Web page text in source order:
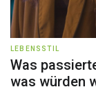
LEBENSSTIL
Was
was würden